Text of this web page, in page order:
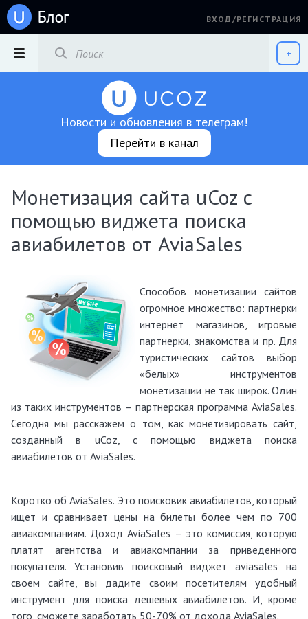
ВХОД/РЕГИСТРАЦИЯ
РАЗДЕЛЫ +
Новости и обновления в телеграм!
Перейти в канал
Монетизация сайта uCoz с
помощью виджета поиска
авиабилетов от AviaSales
Способов монетизации сайтов
огромное множество: партнерки
интернет магазинов, игровые
партнерки, знакомства и пр. Для
туристических сайтов выбор
«белых» инструментов
монетизации не так широк. Один
из таких инструментов – партнерская программа AviaSales.
Сегодня мы расскажем о том, как монетизировать сайт,
созданный в uCoz, с помощью виджета поиска
авиабилетов от AviaSales.
Коротко об AviaSales. Это поисковик авиабилетов, который
ищет и сравнивает цены на билеты более чем по 700
авиакомпаниям. Доход AviaSales – это комиссия, которую
платят агентства и авиакомпании за приведенного
покупателя. Установив поисковый виджет aviasales на
своем сайте, вы дадите своим посетителям удобный
инструмент для поиска дешевых авиабилетов. И, кроме
того, сможете заработать 50-70% от дохода AviaSales.